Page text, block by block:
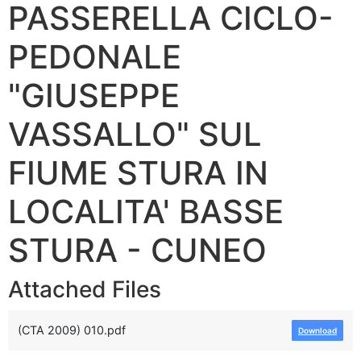
PASSERELLA CICLO-
PEDONALE
"GIUSEPPE
VASSALLO" SUL
FIUME STURA IN
LOCALITA' BASSE
STURA - CUNEO
Attached Files
(CTA 2009) 010.pdf Download